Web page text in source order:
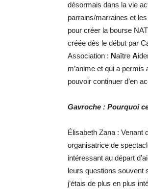
désormais dans la vie
parrains/marraines et
pour créer la bourse
créée dès le début par
Association : Naître A
m’anime et qui a permis
pouvoir continuer d’en
Gavroche : Pourquoi
Élisabeth Zana : Venant
organisatrice de
intéressant au départ
leurs questions souvent
j’étais de plus en plus